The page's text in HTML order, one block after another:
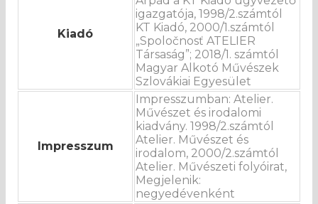
Kiadó
igazgatója, 1998/2.számtól
KT Kiadó, 2000/1.számtól
„Spoločnosť ATELIER
Társaság”; 2018/1. számtól
Magyar Alkotó Művészek
Szlovákiai Egyesület
Impresszum
Impresszumban: Atelier.
Művészet és irodalomi
kiadvány. 1998/2.számtól
Atelier. Művészet és
irodalom, 2000/2.számtól
Atelier. Művészeti folyóirat,
Megjelenik:
negyedévenként